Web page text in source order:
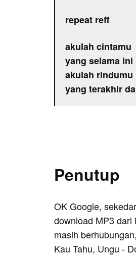
repeat reff
akulah cintamu
yang selama
akulah rindumu
yang terakhir
Penutup
OK Google,
download MP3 dari
masih
Kau Tahu, Ungu -